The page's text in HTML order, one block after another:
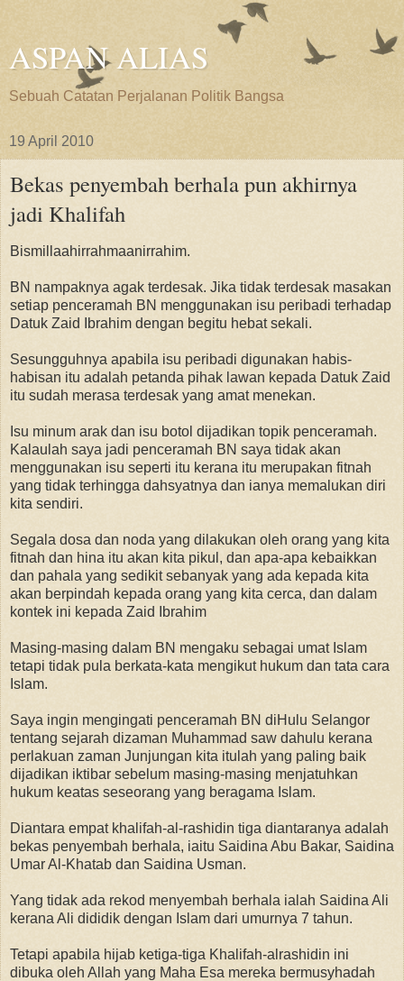
ASPAN ALIAS
Sebuah Catatan Perjalanan Politik Bangsa
19 April 2010
Bekas penyembah berhala pun akhirnya
jadi Khalifah
Bismillaahirrahmaanirrahim.
BN nampaknya agak terdesak. Jika tidak terdesak masakan
setiap penceramah BN menggunakan isu peribadi terhadap
Datuk Zaid Ibrahim dengan begitu hebat sekali.
Sesungguhnya apabila isu peribadi digunakan habis-
habisan itu adalah petanda pihak lawan kepada Datuk Zaid
itu sudah merasa terdesak yang amat menekan.
Isu minum arak dan isu botol dijadikan topik penceramah.
Kalaulah saya jadi penceramah BN saya tidak akan
menggunakan isu seperti itu kerana itu merupakan fitnah
yang tidak terhingga dahsyatnya dan ianya memalukan diri
kita sendiri.
Segala dosa dan noda yang dilakukan oleh orang yang kita
fitnah dan hina itu akan kita pikul, dan apa-apa kebaikkan
dan pahala yang sedikit sebanyak yang ada kepada kita
akan berpindah kepada orang yang kita cerca, dan dalam
kontek ini kepada Zaid Ibrahim
Masing-masing dalam BN mengaku sebagai umat Islam
tetapi tidak pula berkata-kata mengikut hukum dan tata cara
Islam.
Saya ingin mengingati penceramah BN diHulu Selangor
tentang sejarah dizaman Muhammad saw dahulu kerana
perlakuan zaman Junjungan kita itulah yang paling baik
dijadikan iktibar sebelum masing-masing menjatuhkan
hukum keatas seseorang yang beragama Islam.
Diantara empat khalifah-al-rashidin tiga diantaranya adalah
bekas penyembah berhala, iaitu Saidina Abu Bakar, Saidina
Umar Al-Khatab dan Saidina Usman.
Yang tidak ada rekod menyembah berhala ialah Saidina Ali
kerana Ali dididik dengan Islam dari umurnya 7 tahun.
Tetapi apabila hijab ketiga-tiga Khalifah-alrashidin ini
dibuka oleh Allah yang Maha Esa mereka bermusyhadah